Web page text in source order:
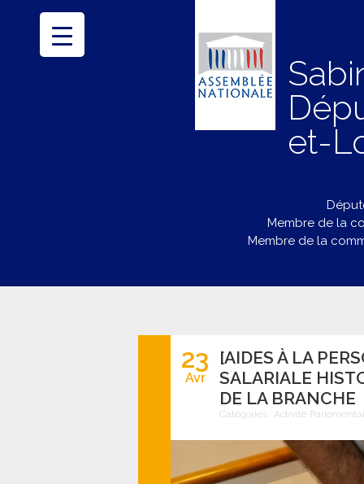
et-
Membre de la
Membre de la
23
Avr
[AIDES À LA
SALARIALE
DE LA BRANCHE
Catégories : Activité